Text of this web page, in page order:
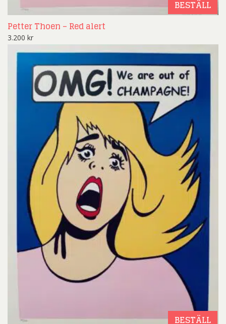
BESTÄLL
Petter Thoen – Red alert
3.200 kr
BESTÄLL